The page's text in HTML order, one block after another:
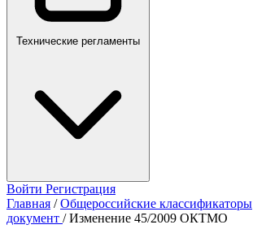
Технические регламенты
Войти Регистрация
Главная / Общероссийские классификаторы
документ / Изменение 45/2009 ОКТМО